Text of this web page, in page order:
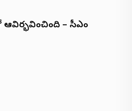
– సీఎం